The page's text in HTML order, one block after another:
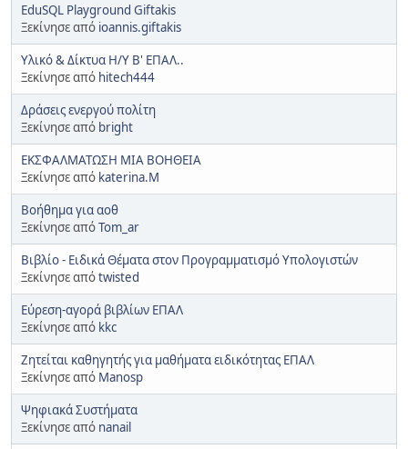
EduSQL Playground Giftakis
Ξεκίνησε από ioannis.giftakis
Υλικό & Δίκτυα Η/Υ Β' ΕΠΑΛ..
Ξεκίνησε από hitech444
Δράσεις ενεργού πολίτη
Ξεκίνησε από bright
ΕΚΣΦΑΛΜΑΤΩΣΗ ΜΙΑ ΒΟΗΘΕΙΑ
Ξεκίνησε από katerina.Μ
Βοήθημα για αοθ
Ξεκίνησε απόTom_ar
Βιβλίο - Ειδικά Θέματα στον Προγραμματισμό Υπολογιστών
Ξεκίνησε απόtwisted
Εύρεση-αγορά βιβλίων ΕΠΑΛ
Ξεκίνησε από kkc
Ζητείται καθηγητής για μαθήματα ειδικότητας ΕΠΑΛ
Ξεκίνησε από Manosp
Ψηφιακά Συστήματα
Ξεκίνησε από nanail